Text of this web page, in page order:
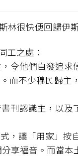
林很快便回歸伊
工之處：
令他們自發追求
而不少穆民歸
刊認識主，以
，讓「用家」
享福音。而當